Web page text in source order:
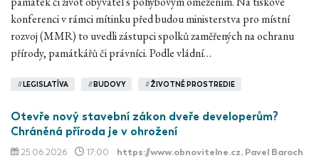
konferenci v rámci mítinku před budou ministerstva pro místní
rozvoj (MMR) to uvedli zástupci spolků zaměřených na ochranu
přírody, památkářů či právníci. Podle vládní…
# LEGISLATÍVA # BUDOVY #ŽIVOTNÉ PROSTREDIE
Otevře nový stavební zákon dveře developerům?
Chráněná příroda je v ohrožení
25.06.2026 17:00 https://www.obnovitelne.cz, Pavel Baroch